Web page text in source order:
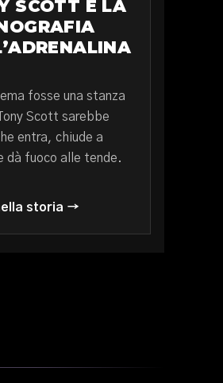
SCOTT E LA
fosse una stanza
Scott sarebbe
entra, chiude a
dà fuoco alle tende.
storia →